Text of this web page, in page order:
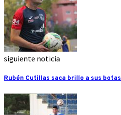
siguiente noticia
Rubén Cutillas saca brillo a sus botas